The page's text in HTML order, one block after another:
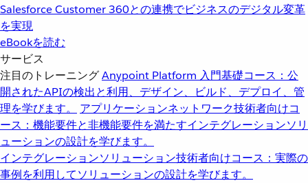
Salesforce Customer 360との連携でビジネスのデジタル変革
を実現
eBookを読む
サービス
注目のトレーニングAnypoint Platform 入門基礎コース：公
開されたAPIの検出と利用、デザイン、ビルド、デプロイ、管
理を学びます。
アプリケーションネットワーク技術者向けコ
ース：機能要件と非機能要件を満たすインテグレーションソリ
ューションの設計を学びます。
インテグレーションソリューション技術者向けコース：実際の
事例を利用してソリューションの設計を学びます。